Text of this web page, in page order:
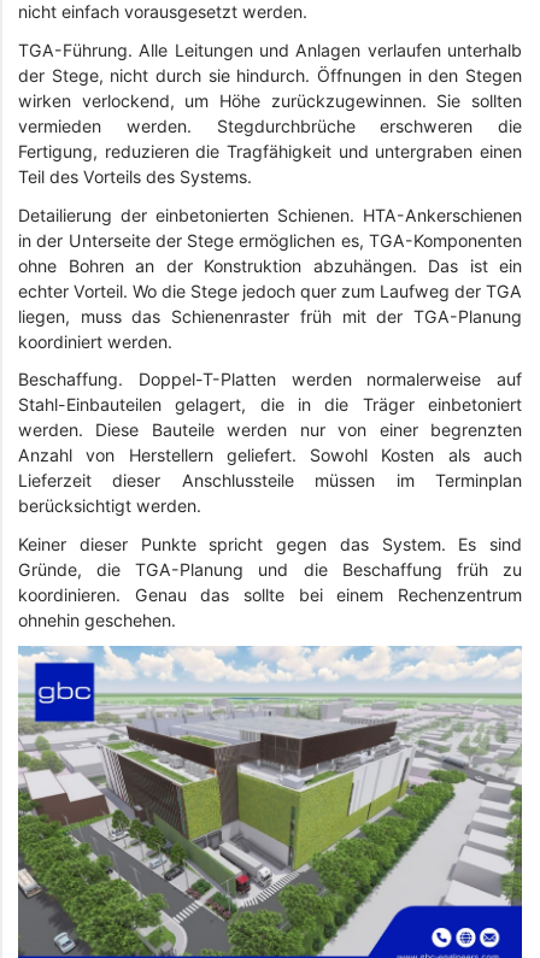
nicht einfach vorausgesetzt werden.
TGA-Führung. Alle Leitungen und Anlagen verlaufen unterhalb
der Stege, nicht durch sie hindurch. Öffnungen in den Stegen
wirken verlockend, um Höhe zurückzugewinnen. Sie sollten
vermieden werden. Stegdurchbrüche erschweren die
Fertigung, reduzieren die Tragfähigkeit und untergraben einen
Teil des Vorteils des Systems.
Detailierung der einbetonierten Schienen. HTA-Ankerschienen
in der Unterseite der Stege ermöglichen es, TGA-Komponenten
ohne Bohren an der Konstruktion abzuhängen. Das ist ein
echter Vorteil. Wo die Stege jedoch quer zum Laufweg der TGA
liegen, muss das Schienenraster früh mit der TGA-Planung
koordiniert werden.
Beschaffung. Doppel-T-Platten werden normalerweise auf
Stahl-Einbauteilen gelagert, die in die Träger einbetoniert
werden. Diese Bauteile werden nur von einer begrenzten
Anzahl von Herstellern geliefert. Sowohl Kosten als auch
Lieferzeit dieser Anschlussteile müssen im Terminplan
berücksichtigt werden.
Keiner dieser Punkte spricht gegen das System. Es sind
Gründe, die TGA-Planung und die Beschaffung früh zu
koordinieren. Genau das sollte bei einem Rechenzentrum
ohnehin geschehen.